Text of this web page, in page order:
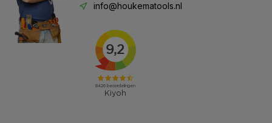
info@houkematools.nl